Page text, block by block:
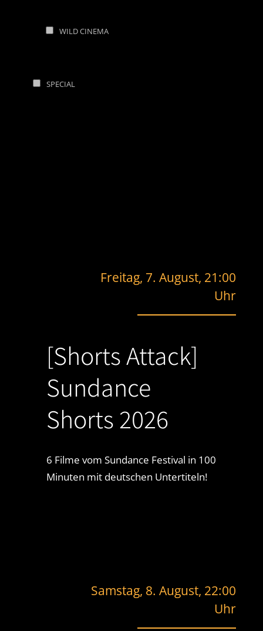
WILD CINEMA
SPECIAL
Freitag, 7. August, 21:00
Uhr
[Shorts Attack]
Sundance
Shorts 2026
6 Filme vom Sundance Festival in 100
Minuten mit deutschen Untertiteln!
Samstag, 8. August, 22:00
Uhr